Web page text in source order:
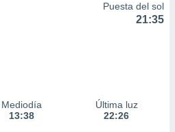
Puesta del sol
21:35
Mediodía
13:38
Última luz
22:26